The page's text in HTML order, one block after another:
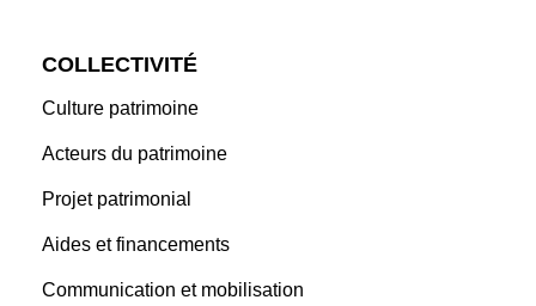
COLLECTIVITÉ
Culture patrimoine
Acteurs du patrimoine
Projet patrimonial
Aides et financements
Communication et mobilisation